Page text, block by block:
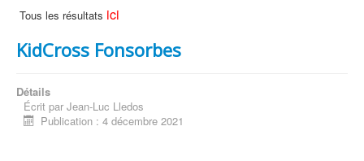
Tous les résultats ici
KidCross Fonsorbes
Détails
Écrit par Jean-Luc Lledos
Publication : 4 décembre 2021